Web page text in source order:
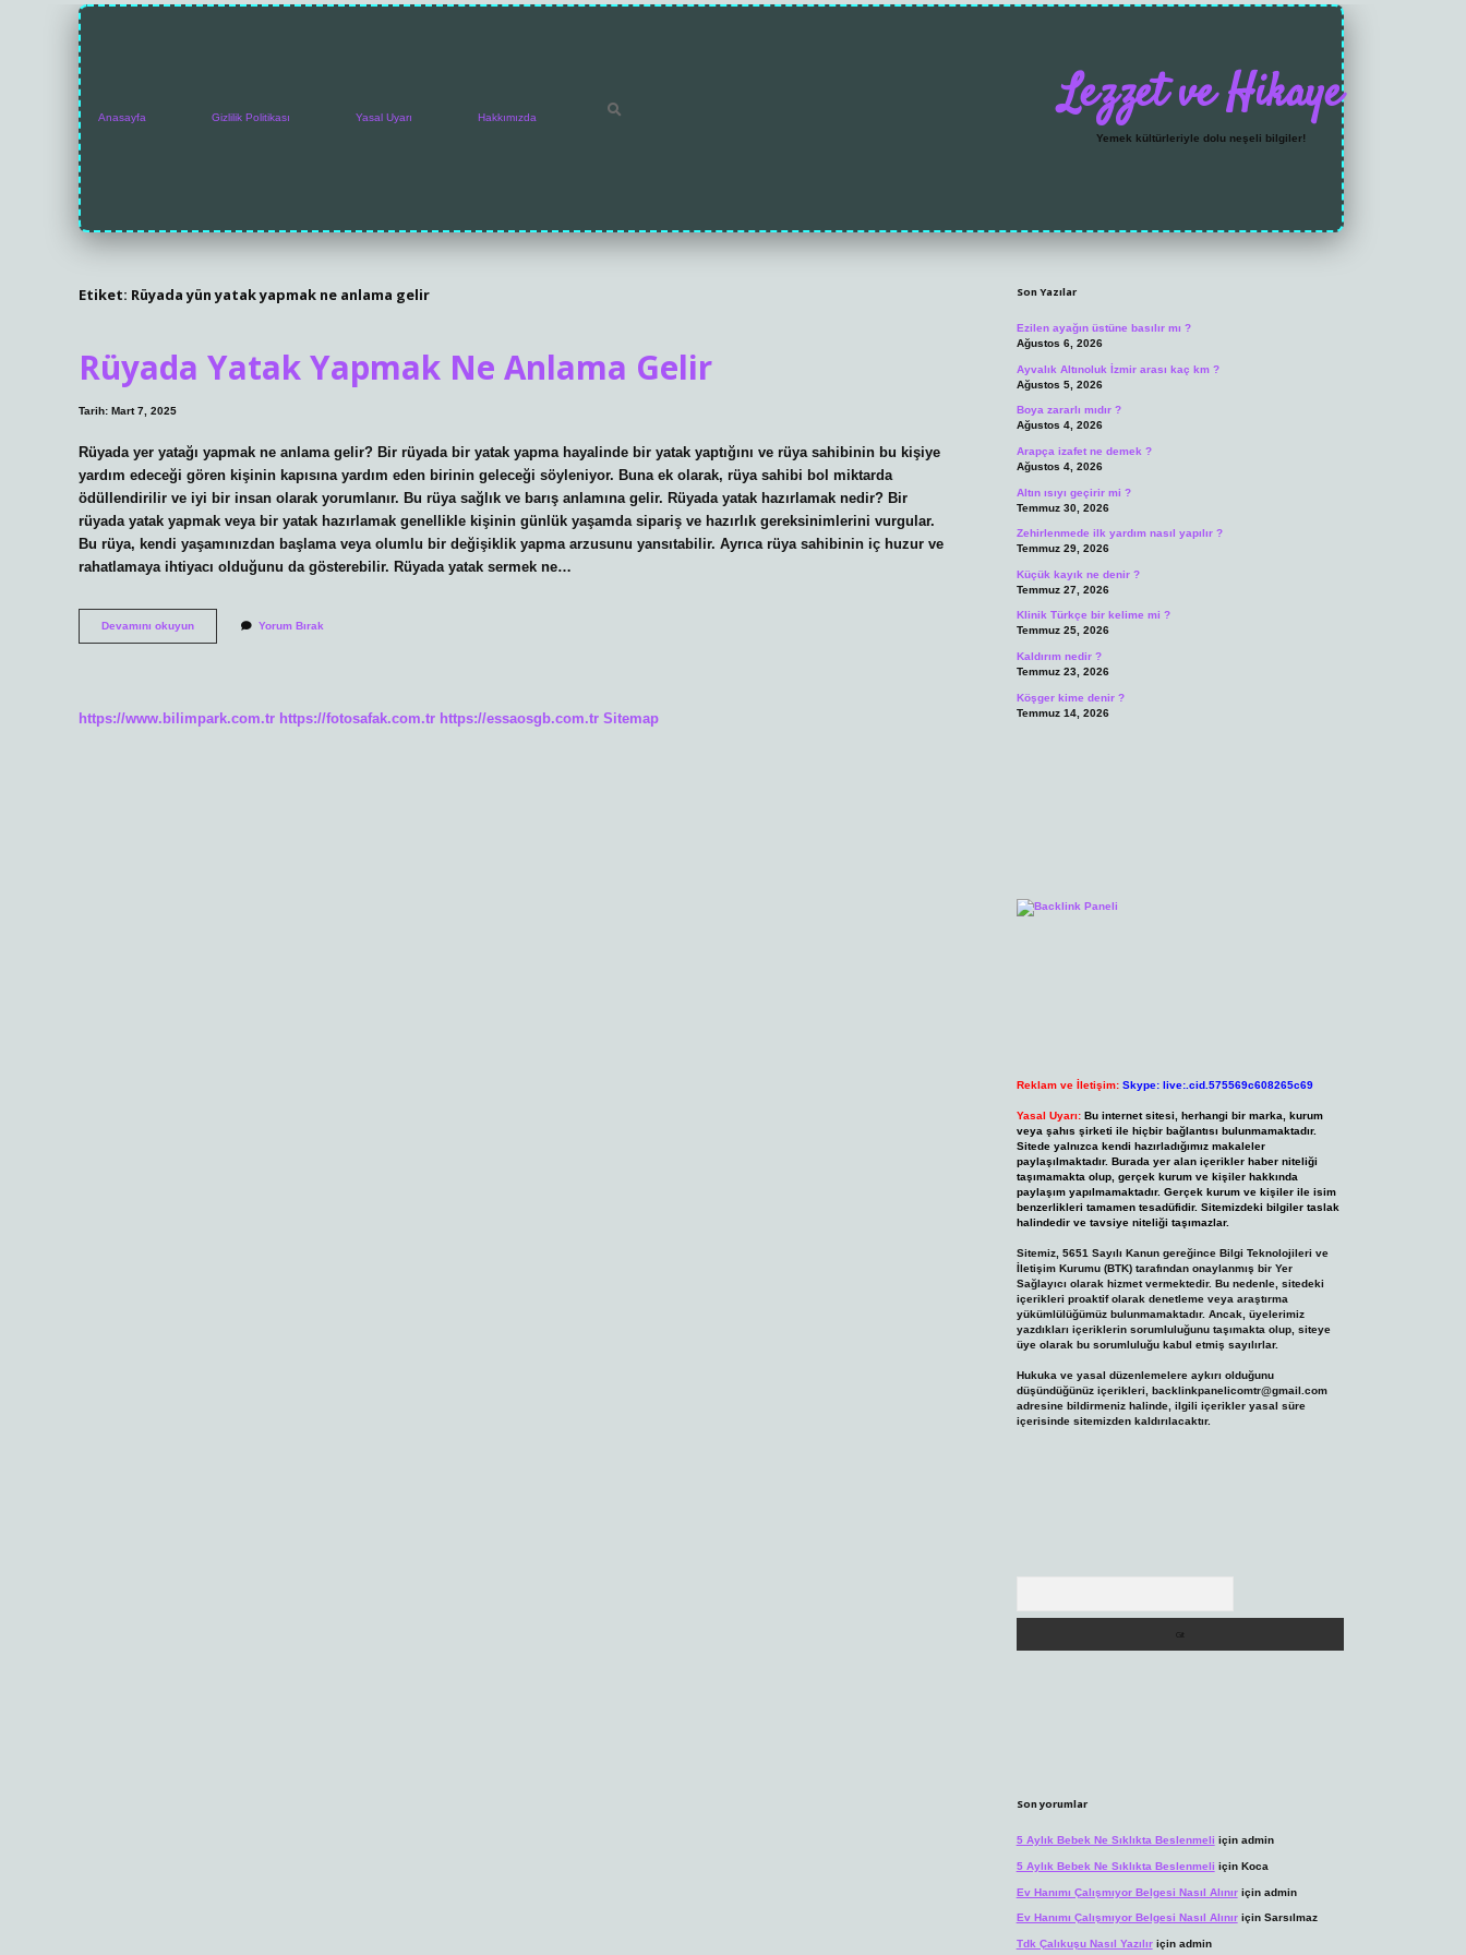
Anasayfa Gizlilik Politikası Yasal Uyarı Hakkımızda Lezzet ve Hikaye
Yemek kültürleriyle dolu neşeli bilgiler!
Etiket: Rüyada yün yatak yapmak ne anlama gelir
Rüyada Yatak Yapmak Ne Anlama Gelir
Tarih: Mart 7, 2025
Rüyada yer yatağı yapmak ne anlama gelir? Bir rüyada bir yatak yapma hayalinde bir yatak yaptığını ve rüya sahibinin bu kişiye
yardım edeceği gören kişinin kapısına yardım eden birinin geleceği söyleniyor. Buna ek olarak, rüya sahibi bol miktarda
ödüllendirilir ve iyi bir insan olarak yorumlanır. Bu rüya sağlık ve barış anlamına gelir. Rüyada yatak hazırlamak nedir? Bir
rüyada yatak yapmak veya bir yatak hazırlamak genellikle kişinin günlük yaşamda sipariş ve hazırlık gereksinimlerini vurgular.
Bu rüya, kendi yaşamınızdan başlama veya olumlu bir değişiklik yapma arzusunu yansıtabilir. Ayrıca rüya sahibinin iç huzur ve
rahatlamaya ihtiyacı olduğunu da gösterebilir. Rüyada yatak sermek ne…
Devamını okuyunRüyada
Yatak
Yorum Bırak
https://www.bilimpark.com.tr https://fotosafak.com.tr https://essaosgb.com.tr Sitemap
Sidebar
Son Yazılar
Ezilen ayağın üstüne basılır mı ?
Ağustos 6, 2026
Ayvalık Altınoluk İzmir arası kaç km ?
Ağustos 5, 2026
Boya zararlı mıdır ?
Ağustos 4, 2026
Arapça izafet ne demek ?
Ağustos 4, 2026
Altın ısıyı geçirir mi ?
Temmuz 30, 2026
Zehirlenmede ilk yardım nasıl yapılır ?
Temmuz 29, 2026
Küçük kayık ne denir ?
Temmuz 27, 2026
Klinik Türkçe bir kelime mi ?
Temmuz 25, 2026
Kaldırım nedir ?
Temmuz 23, 2026
Köşger kime denir ?
Temmuz 14, 2026
Reklam ve İletişim: Skype: live:.cid.575569c608265c69
Yasal Uyarı: Bu internet sitesi, herhangi bir marka, kurum
veya şahıs şirketi ile hiçbir bağlantısı bulunmamaktadır.
Sitede yalnızca kendi hazırladığımız makaleler
paylaşılmaktadır. Burada yer alan içerikler haber niteliği
taşımamakta olup, gerçek kurum ve kişiler hakkında
paylaşım yapılmamaktadır. Gerçek kurum ve kişiler ile isim
benzerlikleri tamamen tesadüfidir. Sitemizdeki bilgiler taslak
halindedir ve tavsiye niteliği taşımazlar.
Sitemiz, 5651 Sayılı Kanun gereğince Bilgi Teknolojileri ve
İletişim Kurumu (BTK) tarafından onaylanmış bir Yer
Sağlayıcı olarak hizmet vermektedir. Bu nedenle, sitedeki
içerikleri proaktif olarak denetleme veya araştırma
yükümlülüğümüz bulunmamaktadır. Ancak, üyelerimiz
yazdıkları içeriklerin sorumluluğunu taşımakta olup, siteye
üye olarak bu sorumluluğu kabul etmiş sayılırlar.
Hukuka ve yasal düzenlemelere aykırı olduğunu
düşündüğünüz içerikleri, backlinkpanelicomtr@gmail.com
adresine bildirmeniz halinde, ilgili içerikler yasal süre
içerisinde sitemizden kaldırılacaktır.
Son yorumlar
5 Aylık Bebek Ne Sıklıkta Beslenmeli için admin
5 Aylık Bebek Ne Sıklıkta Beslenmeli için Koca
Ev Hanımı Çalışmıyor Belgesi Nasıl Alınıriçin admin
Ev Hanımı Çalışmıyor Belgesi Nasıl Alınıriçin Sarsılmaz
Tdk Çalıkuşu Nasıl Yazılıriçin admin